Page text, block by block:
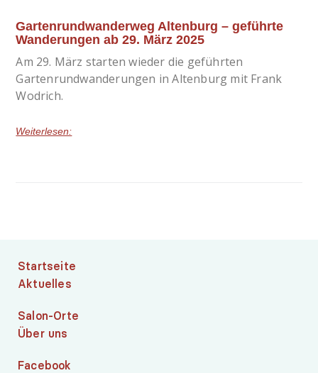
Gartenrundwanderweg Altenburg – geführte
Wanderungen ab 29. März 2025
Am 29. März starten wieder die geführten
Gartenrundwanderungen in Altenburg mit Frank
Wodrich.
Weiterlesen:
Startseite
Aktuelles
Salon-Orte
Über uns
Facebook